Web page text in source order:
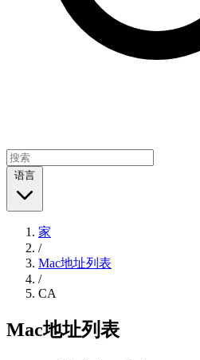
语言
家
/
Mac地址列表
/
CA
Mac地址列表